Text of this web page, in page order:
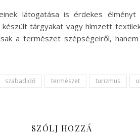
látogatása is érdekes
tárgyakat vagy hímzett
a természet szépségeiről,
szabadidő természet turizmus
SZÓLJ HOZZÁ